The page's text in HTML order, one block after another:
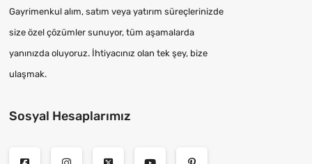
Gayrimenkul alım, satım veya yatırım süreçlerinizde
size özel çözümler sunuyor, tüm aşamalarda
yanınızda oluyoruz. İhtiyacınız olan tek şey, bize
ulaşmak.
Sosyal Hesaplarımız